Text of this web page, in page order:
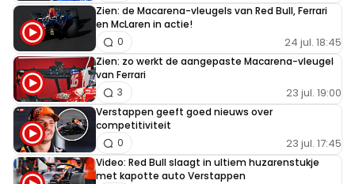
Zien: de Macarena-vleugels van Red Bull, Ferrari
en McLaren in actie!
24 jul. 18:45
0
Zien: zo werkt de aangepaste Macarena-vleugel
van Ferrari
23 jul. 19:00
3
Verstappen geeft goed nieuws over
competitiviteit
23 jul. 17:45
0
Video: Red Bull slaagt in ultiem huzarenstukje
met kapotte auto Verstappen